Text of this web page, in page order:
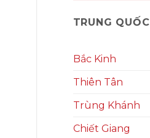
TRUNG QUỐC
Bắc Kinh
Thiên Tân
Trùng Khánh
Chiết Giang